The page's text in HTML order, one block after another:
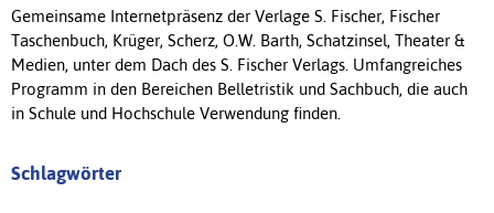
Gemeinsame Internetpräsenz der Verlage S. Fischer, Fischer
Taschenbuch, Krüger, Scherz, O.W. Barth, Schatzinsel, Theater &
Medien, unter dem Dach des S. Fischer Verlags. Umfangreiches
Programm in den Bereichen Belletristik und Sachbuch, die auch
in Schule und Hochschule Verwendung finden.
Schlagwörter